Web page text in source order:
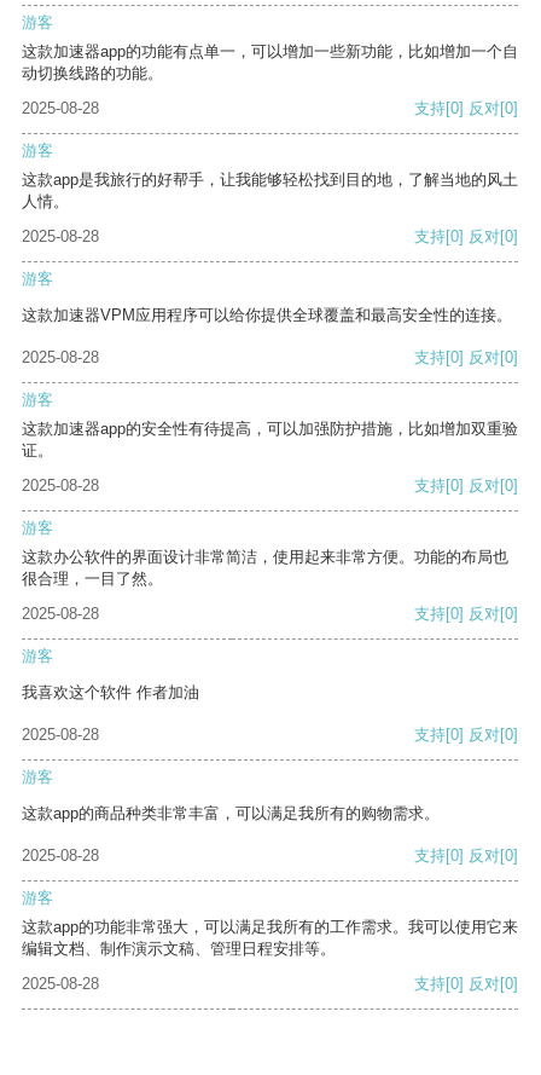
游客
这款加速器app的功能有点单一，可以增加一些新功能，比如增加一个自
动切换线路的功能。
2025-08-28
支持[0] 反对[0]
游客
这款app是我旅行的好帮手，让我能够轻松找到目的地，了解当地的风土
人情。
2025-08-28
支持[0] 反对[0]
游客
这款加速器VPM应用程序可以给你提供全球覆盖和最高安全性的连接。
2025-08-28 支持[0] 反对[0]
游客
这款加速器app的安全性有待提高，可以加强防护措施，比如增加双重验
证。
2025-08-28
支持[0] 反对[0]
游客
这款办公软件的界面设计非常简洁，使用起来非常方便。功能的布局也
很合理，一目了然。
2025-08-28
支持[0] 反对[0]
游客
我喜欢这个软件 作者加油
2025-08-28 支持[0] 反对[0]
游客
这款app的商品种类非常丰富，可以满足我所有的购物需求。
2025-08-28 支持[0] 反对[0]
游客
这款app的功能非常强大，可以满足我所有的工作需求。我可以使用它来
编辑文档、制作演示文稿、管理日程安排等。
2025-08-28
支持[0] 反对[0]